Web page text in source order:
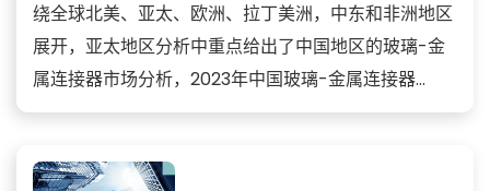
绕全球北美、亚太、欧洲、拉丁美洲，中东和非洲地区
展开，亚太地区分析中重点给出了中国地区的玻璃-金
属连接器市场分析，2023年中国玻璃-金属连接器...